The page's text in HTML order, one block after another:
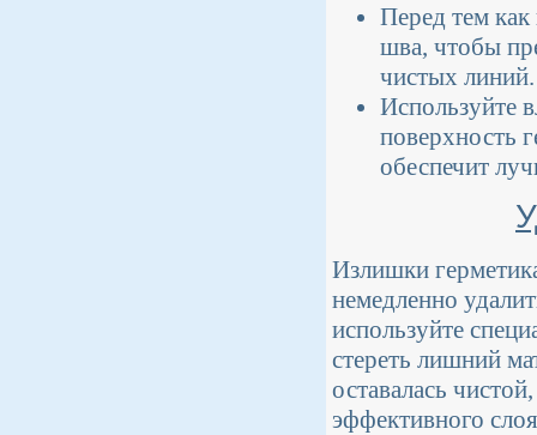
Перед тем как
шва, чтобы
чистых линий.
Используйте
поверхность
обеспечит
Излишки
немедленно
используйте
стереть лишний
оставалась
эффективного